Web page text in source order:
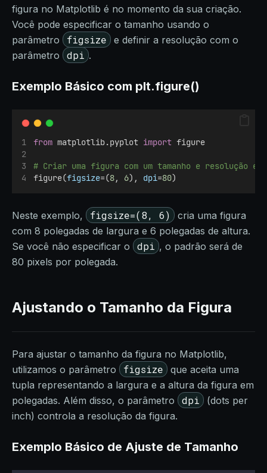
figura no Matplotlib é no momento da sua criação.
Você pode especificar o tamanho usando o
parâmetro
figsize
e definir a resolução com o
parâmetro
dpi .
Exemplo Básico com plt.figure()
from matplotlib.pyplot import figure
# Criar uma figura com um tamanho e resolução
figure(figsize=(8, 6), dpi=80)
Neste exemplo, figsize=(8, 6)
cria uma figura
com 8 polegadas de largura e 6 polegadas de altura.
Se você não especificar o
dpi , o padrão será de
80 pixels por polegada.
Ajustando o Tamanho da Figura
Para ajustar o tamanho da figura no Matplotlib,
utilizamos o parâmetro
figsize
que aceita uma
tupla representando a largura e a altura da figura em
polegadas. Além disso, o parâmetro
dpi
(dots per
inch) controla a resolução da figura.
Exemplo Básico de Ajuste de Tamanho